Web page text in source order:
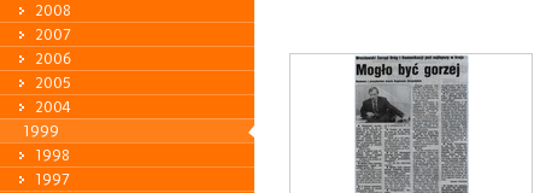
2008
2007
2006
2005
2004
1999
1998
1997